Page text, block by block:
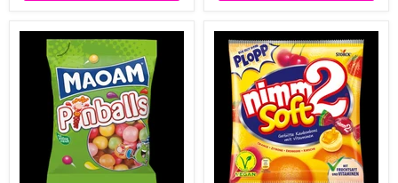
Maoam
Pinballs
nimm2
Soft
195g